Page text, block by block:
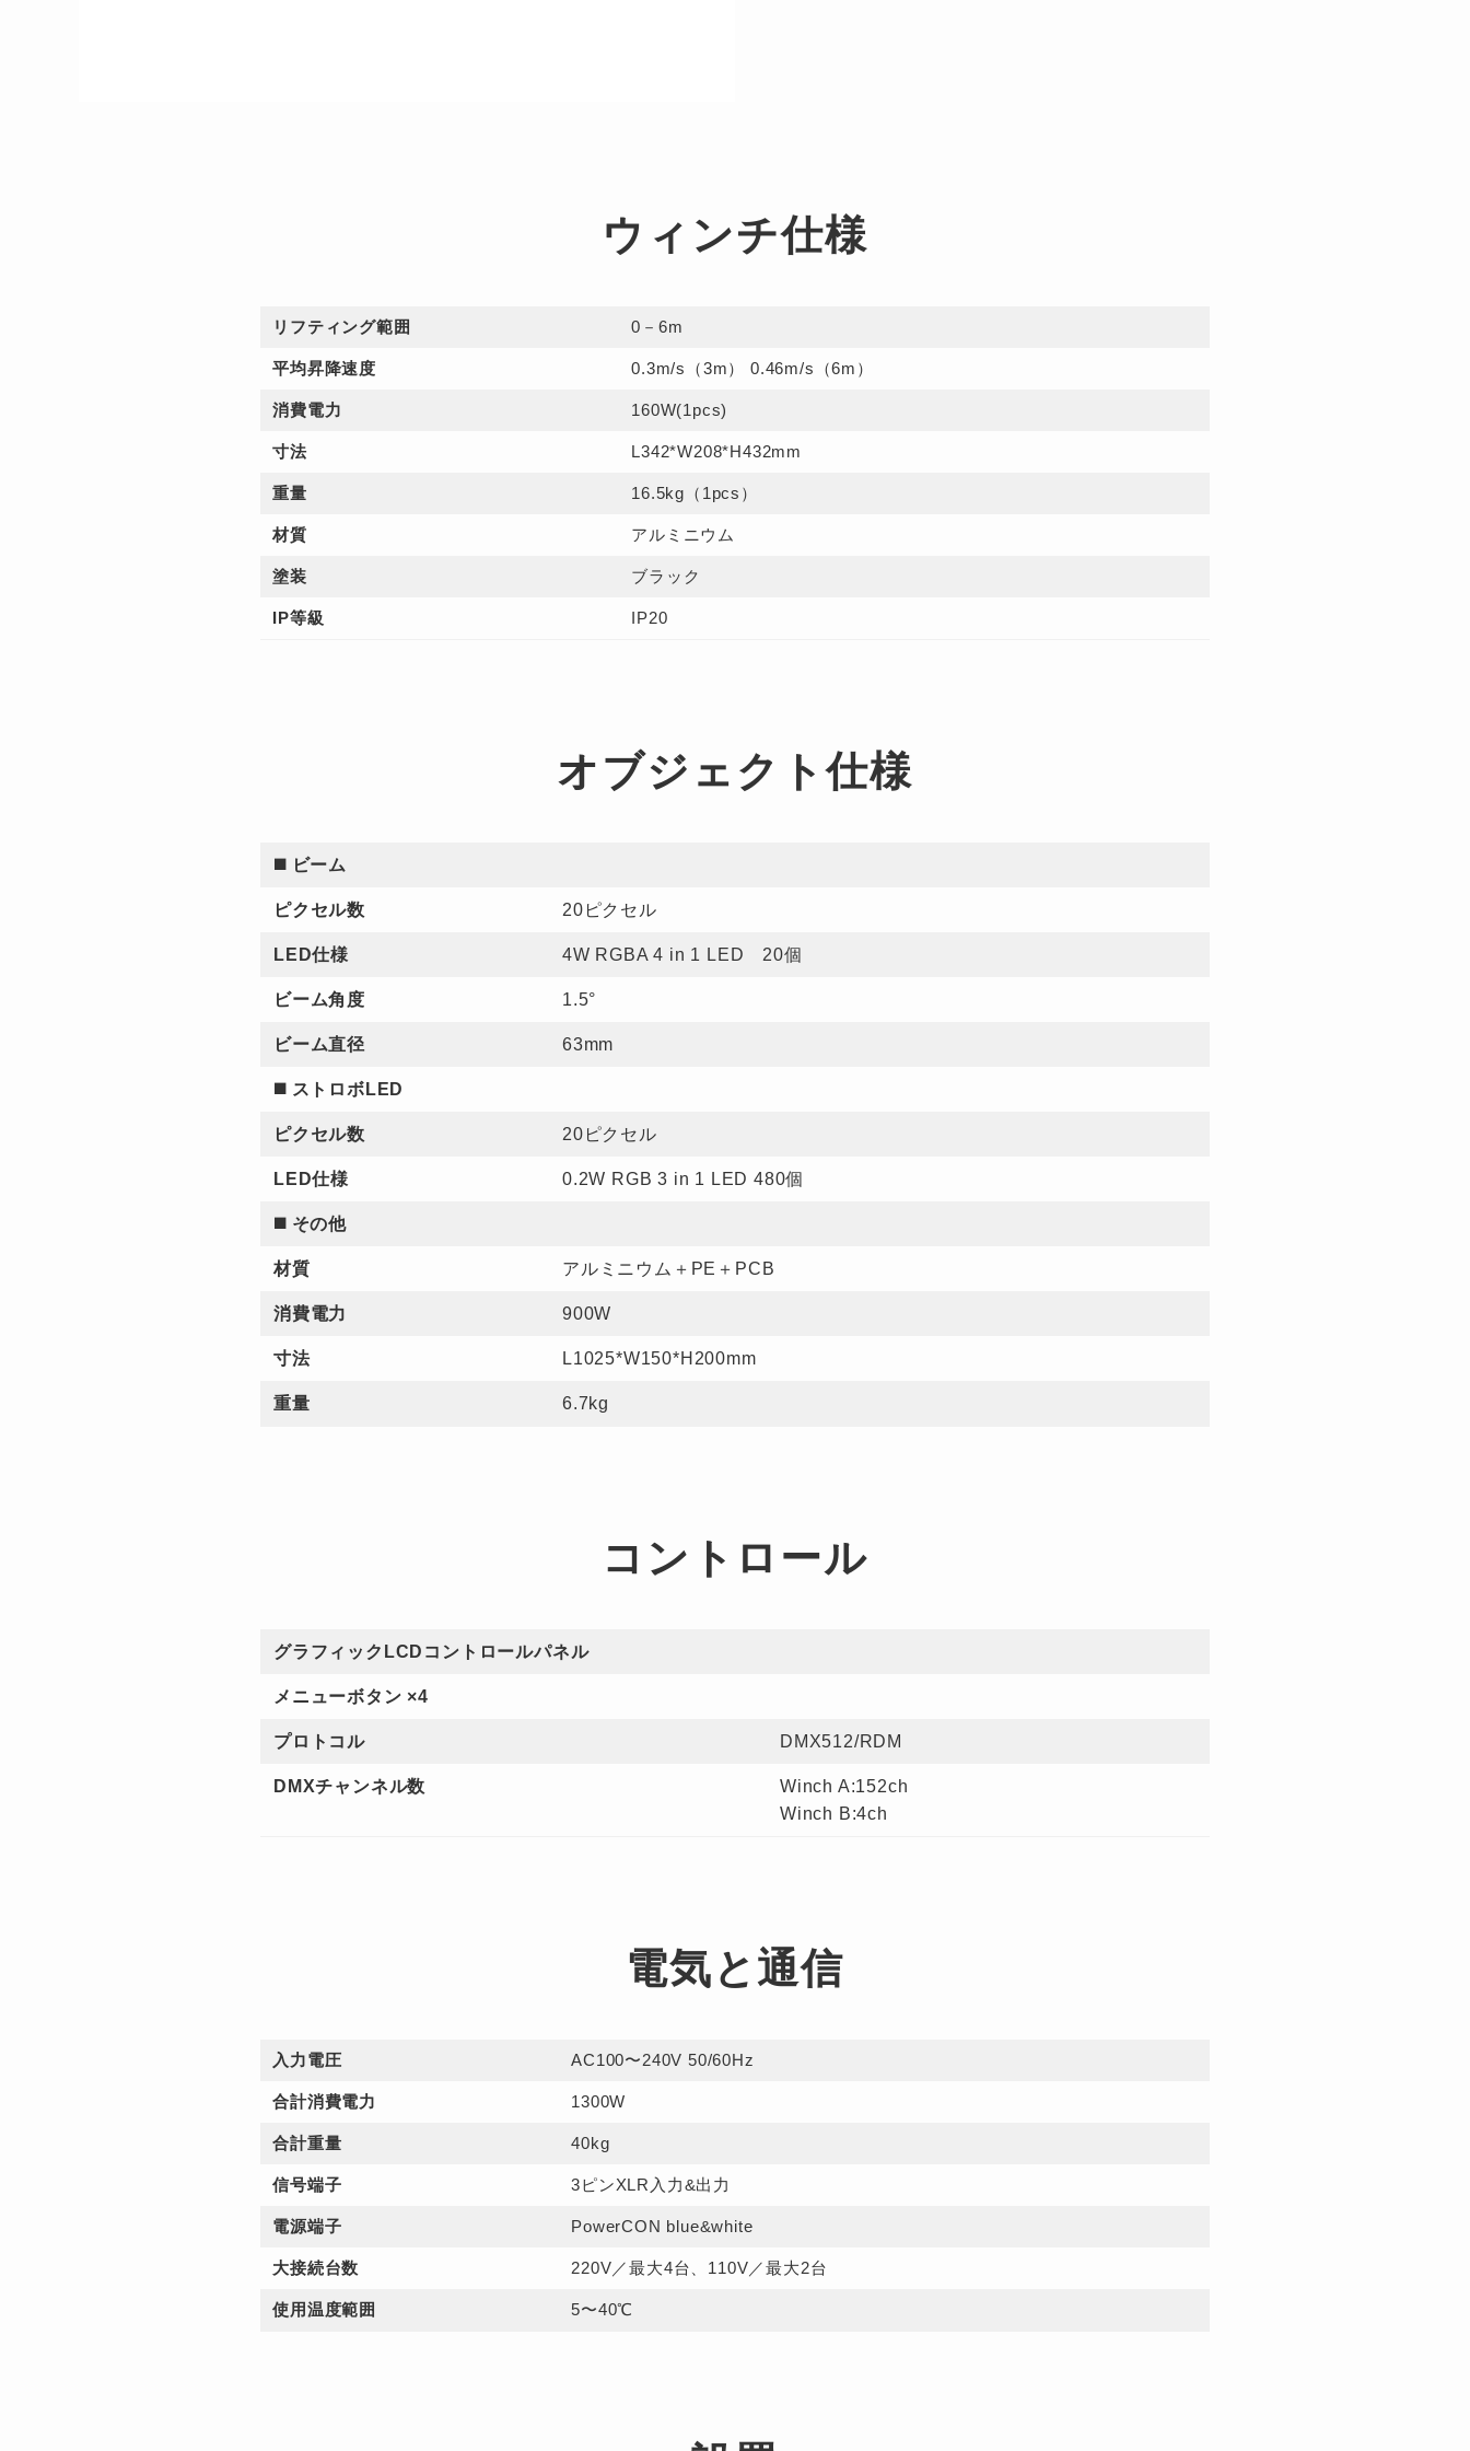
ウィンチ仕様
リフティング範囲 0－6m
平均昇降速度 0.3m/s（3m）0.46m/s（6m）
消費電力 160W(1pcs)
寸法 L342*W208*H432mm
重量 16.5kg （1pcs）
材質 アルミニウム
塗装 ブラック
IP等級 IP20
オブジェクト仕様
◼️ ビーム
ピクセル数 20ピクセル
LED仕様 4W RGBA4 in 1 LED 20個
ビーム角度 1.5°
ビーム直径 63mm
◼️ ストロボLED
ピクセル数 20ピクセル
LED仕様 0.2W RGB3 in 1 LED 480個
◼️ その他
材質 アルミニウム ＋PE＋PCB
消費電力 900W
寸法 L1025*W150*H200mm
重量 6.7kg
コントロール
グラフィックLCDコントロールパネル
メニューボタン ×4
プロトコル DMX512/RDM
DMXチャンネル数 Winch A:152ch
Winch B:4ch
電気と通信
入力電圧 AC100〜240V50/60Hz
合計消費電力 1300W
合計重量 40kg
信号端子 3ピンXLR入力&出力
電源端子 PowerCON blue&white
大接続台数 220V／最大4台、 110V／最大2台
使用温度範囲 5〜40℃